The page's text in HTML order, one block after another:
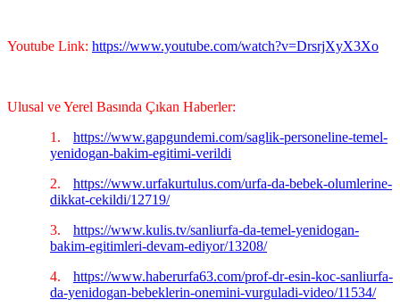
Youtube Link: https://www.youtube.com/watch?v=DrsrjXyX3Xo
Ulusal ve Yerel Basında Çıkan Haberler:
1.
https://www.gapgundemi.com/saglik-personeline-temel-
yenidogan-bakim-egitimi-verildi
2.
https://www.urfakurtulus.com/urfa-da-bebek-olumlerine-
dikkat-cekildi/12719/
3.
https://www.kulis.tv/sanliurfa-da-temel-yenidogan-
bakim-egitimleri-devam-ediyor/13208/
4.
https://www.haberurfa63.com/prof-dr-esin-koc-sanliurfa-
da-yenidogan-bebeklerin-onemini-vurguladi-video/11534/